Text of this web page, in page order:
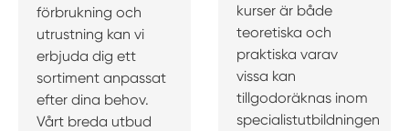
förbrukning och
utrustning kan vi
erbjuda dig ett
sortiment anpassat
efter dina behov.
Vårt breda utbud
kurser är både
teoretiska och
praktiska varav
vissa kan
tillgodoräknas inom
specialistutbildningen